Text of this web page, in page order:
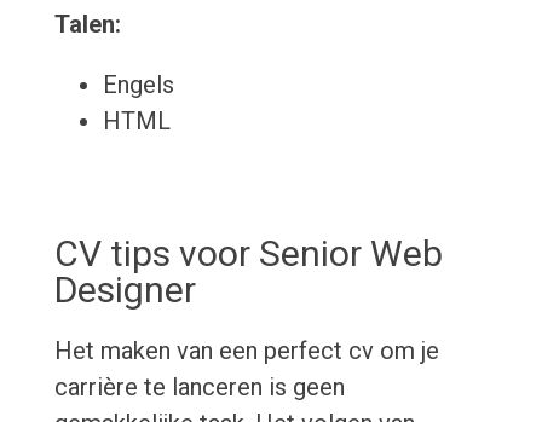
Talen:
Engels
HTML
CV tips voor Senior Web
Designer
Het maken van een perfect cv om je
carrière te lanceren is geen